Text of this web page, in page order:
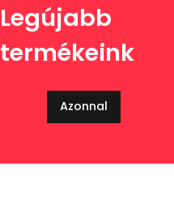
Legújabb
termékeink
Azonnal